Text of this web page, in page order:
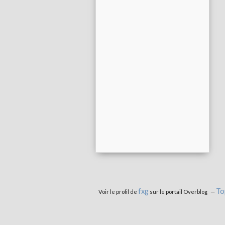
Voir le profil de fxgsur le portail Overblog